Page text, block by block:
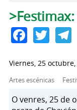
Solapas
Viernes, 25 octubre,
Artes escénicas
O venres, 25 de